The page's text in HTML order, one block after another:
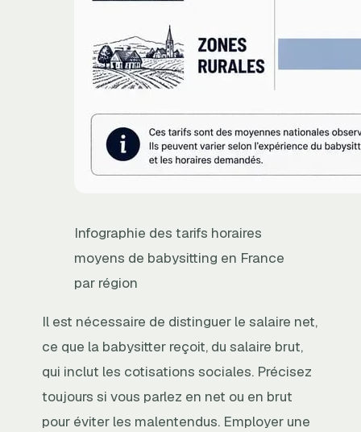
Infographie des tarifs horaires
moyens de babysitting en France
par région
Il est nécessaire de distinguer le salaire net,
ce que la babysitter reçoit, du salaire brut,
qui inclut les cotisations sociales. Précisez
toujours si vous parlez en net ou en brut
pour éviter les malentendus. Employer une